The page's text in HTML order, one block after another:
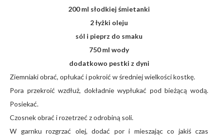
200 ml słodkiej śmietanki
2 łyżki oleju
sól i pieprz do smaku
750 ml wody
dodatkowo pestki z dyni
Ziemniaki obrać, opłukać i pokroić w średniej wielkości kostkę.
Pora przekroić wzdłuż, dokładnie wypłukać pod bieżącą wodą.
Posiekać.
Czosnek obrać i rozetrzeć z odrobiną soli.
W garnku rozgrzać olej, dodać por i mieszając co jakiś czas